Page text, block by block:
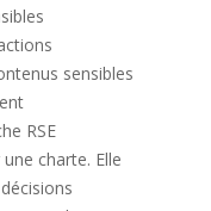
sensibles
RSE
charte. Elle